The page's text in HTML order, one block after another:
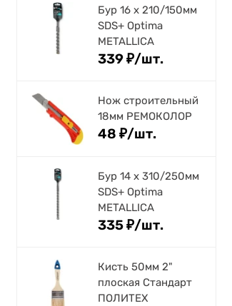
Бур 16 х 210/150мм
SDS+ Optima
METALLICA
339₽/шт.
Нож строительный
18мм РЕМОКОЛОР
48 ₽/шт.
Бур 14 х 310/250мм
SDS+ Optima
METALLICA
335₽/шт.
Кисть 50мм 2"
плоская Стандарт
ПОЛИТЕХ